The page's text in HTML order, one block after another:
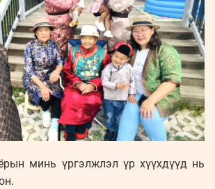
минь үргэлжлэл үр хүүхдүүд нь